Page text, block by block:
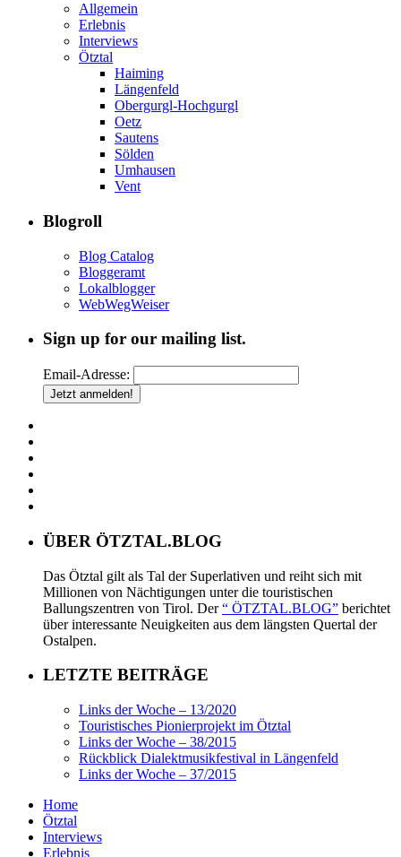
Allgemein
Erlebnis
Interviews
Ötztal
Haiming
Längenfeld
Obergurgl-Hochgurgl
Oetz
Sautens
Sölden
Umhausen
Vent
Blogroll
Blog Catalog
Bloggeramt
Lokalblogger
WebWegWeiser
Sign up for our mailing list.
Email-Adresse:
ÜBER ÖTZTAL.BLOG
Das Ötztal gilt als Tal der Superlativen und reiht sich mit
Millionen von Nächtigungen unter die touristischen
Ballungszentren von Tirol. Der“ ÖTZTAL.BLOG” berichtet
über interessante Neuigkeiten aus dem längsten Quertal der
Ostalpen.
LETZTE BEITRÄGE
Links der Woche – 13/2020
Touristisches Pionierprojekt im Ötztal
Links der Woche – 38/2015
Rückblick Dialektmusikfestival in Längenfeld
Links der Woche – 37/2015
Home
Ötztal
Interviews
Erlebnis